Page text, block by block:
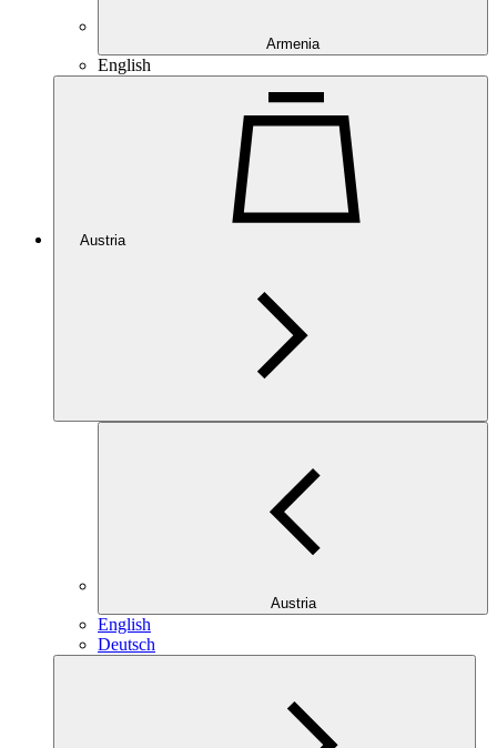
Armenia
English
Austria
Austria
English
Deutsch